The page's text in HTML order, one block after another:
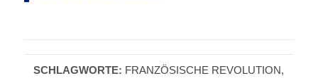
SCHLAGWORTE: FRANZÖSISCHE REVOLUTION,